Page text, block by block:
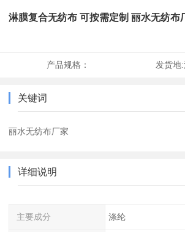
淋膜复合无纺布 可按需定制 丽水无纺布
产品规格： 发货地:
关键词
丽水无纺布厂家
详细说明
主要成分 涤纶